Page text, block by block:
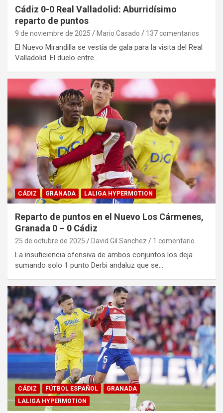
Cádiz 0-0 Real Valladolid: Aburridísimo
reparto de puntos
9 de noviembre de 2025 Mario Casado 137 comentarios
El Nuevo Mirandilla se vestía de gala para la visita del Real
Valladolid. El duelo entre…
CÁDIZ GRANADA LALIGA HYPERMOTION
Reparto de puntos en el Nuevo Los Cármenes,
Granada 0 – 0 Cádiz
25 de octubre de 2025 David Gil Sanchez 1 comentario
La insuficiencia ofensiva de ambos conjuntos los deja
sumando solo 1 punto Derbi andaluz que se…
CÁDIZ FÚTBOL ESPAÑOL
GRANADA
LALIGA HYPERMOTION